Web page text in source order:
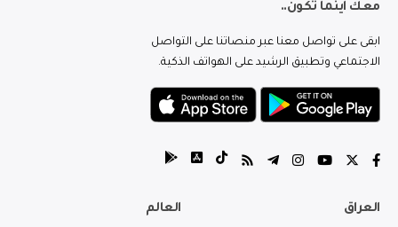
معك اينما تكون..
ابقى على تواصل معنا عبر منصاتنا على التواصل
الاجتماعي وتطبيق الرشيد على الهواتف الذكية.
العراق العالم